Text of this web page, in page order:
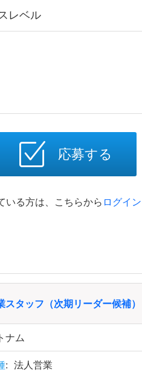
レベル
応募する
いる方は、こちらから ログイン
スタッフ（次期リーダー候補）
ナム
: 法人営業